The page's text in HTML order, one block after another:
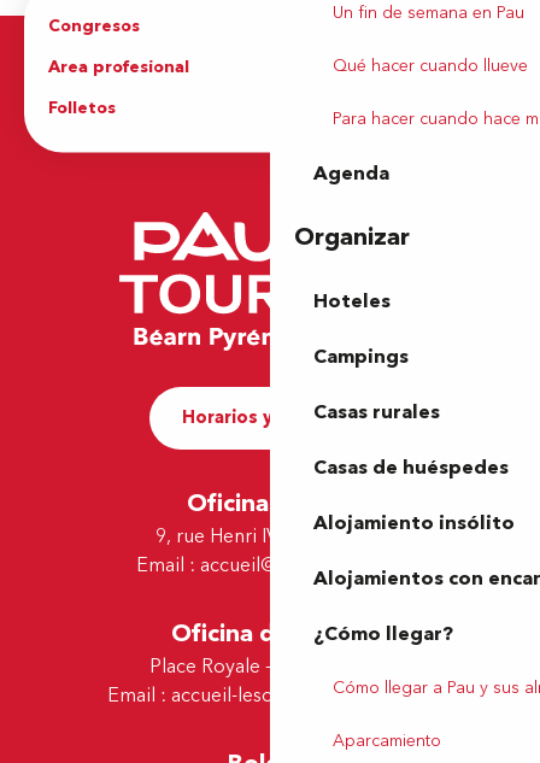
Un fin de semana en Pau
Qué hacer cuando llueve
Para hacer cuando hace
Agenda
Organizar
Hoteles
Campings
Casas rurales
Casas de huéspedes
Alojamiento insólito
Alojamientos con
¿Cómo llegar?
Cómo llegar a Pau y sus
Aparcamiento
Congresos
Area profesional
Folletos
Oficina de Turismo
Horarios y contacto
Oficina de Pau
9, rue Henri IV - 64000 Pau
Email : accueil@tourismepau.fr
Oficina de Lescar
Place Royale - 64230 Lescar
Email : accueil-lescar@tourismepau.fr